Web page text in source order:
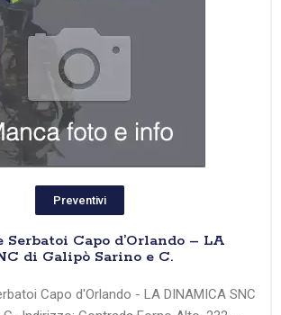
Preventivi
Serbatoi Capo d’Orlando – LA
di Galipò Sarino e C.
Capo d'Orlando - LA DINAMICA SNC